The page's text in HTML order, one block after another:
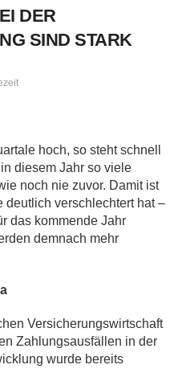
DER
SIND STARK
hoch, so steht schnell
diesem Jahr so viele
noch nie zuvor. Damit ist
deutlich verschlechtert hat –
das kommende Jahr
demnach mehr
Versicherungswirtschaft
Zahlungsausfällen in der
wurde bereits